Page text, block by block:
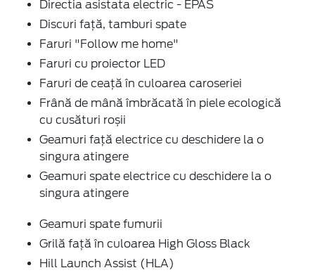
Directia asistata electric - EPAS
Discuri faţă, tamburi spate
Faruri "Follow me home"
Faruri cu proiector LED
Faruri de ceaţă în culoarea caroseriei
Frână de mână îmbrăcată în piele ecologică
cu cusături roșii
Geamuri faţă electrice cu deschidere la o
singura atingere
Geamuri spate electrice cu deschidere la o
singura atingere
Geamuri spate fumurii
Grilă faţă în culoarea High Gloss Black
Hill Launch Assist (HLA)